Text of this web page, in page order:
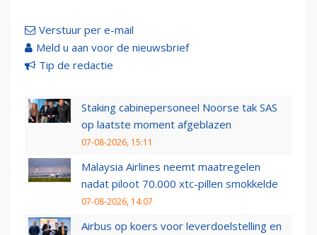
Verstuur per e-mail
Meld u aan voor de nieuwsbrief
Tip de redactie
Staking cabinepersoneel Noorse tak SAS
op laatste moment afgeblazen
07-08-2026, 15:11
Malaysia Airlines neemt maatregelen
nadat piloot 70.000 xtc-pillen smokkelde
07-08-2026, 14:07
Airbus op koers voor leverdoelstelling en